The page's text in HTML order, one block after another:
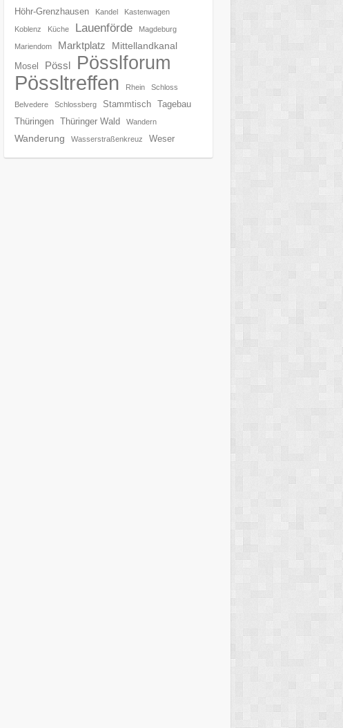
Höhr-Grenzhausen Kandel Kastenwagen
Koblenz Küche Lauenförde Magdeburg
Mariendom Marktplatz Mittellandkanal
Mosel Pössl Pösslforum
Pössltreffen Rhein Schloss
Belvedere Schlossberg Stammtisch
Tagebau
Thüringen
Thüringer Wald Wandern
Wanderung Wasserstraßenkreuz Weser